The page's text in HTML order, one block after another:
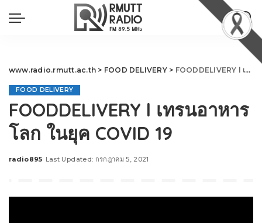
www.radio.rmutt.ac.th > FOOD DELIVERY> FOODDELIVERY l เทรนอาหารโลก ในยุค COVID 19
FOOD DELIVERY
FOODDELIVERY l เทรนอาหาร
โลก ในยุค COVID 19
Posted
radio895 Last Updated: กรกฎาคม 5, 2021